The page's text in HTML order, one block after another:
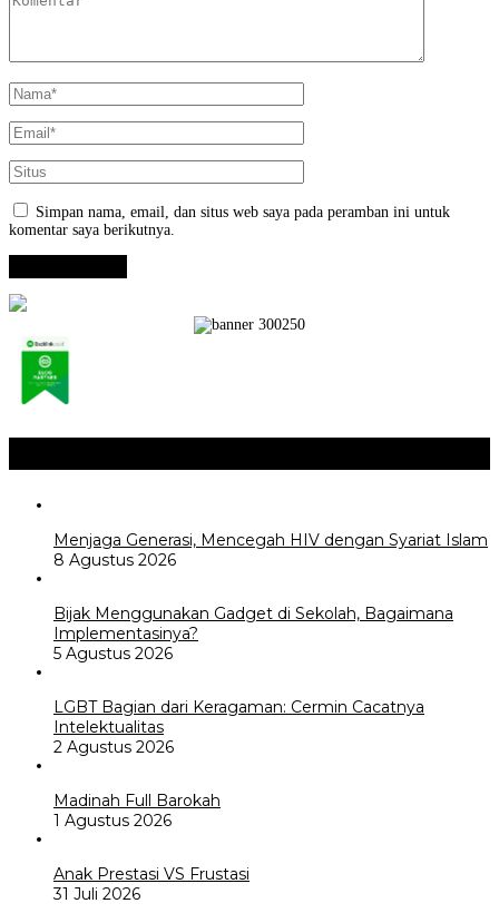
Simpan nama, email, dan situs web saya pada peramban ini untuk
komentar saya berikutnya.
Menjaga Generasi, Mencegah HIV dengan Syariat Islam
8 Agustus 2026
Bijak Menggunakan Gadget di Sekolah, Bagaimana
Implementasinya?
5 Agustus 2026
LGBT Bagian dari Keragaman: Cermin Cacatnya
Intelektualitas
2 Agustus 2026
Madinah Full Barokah
1 Agustus 2026
Anak Prestasi VS Frustasi
31 Juli 2026